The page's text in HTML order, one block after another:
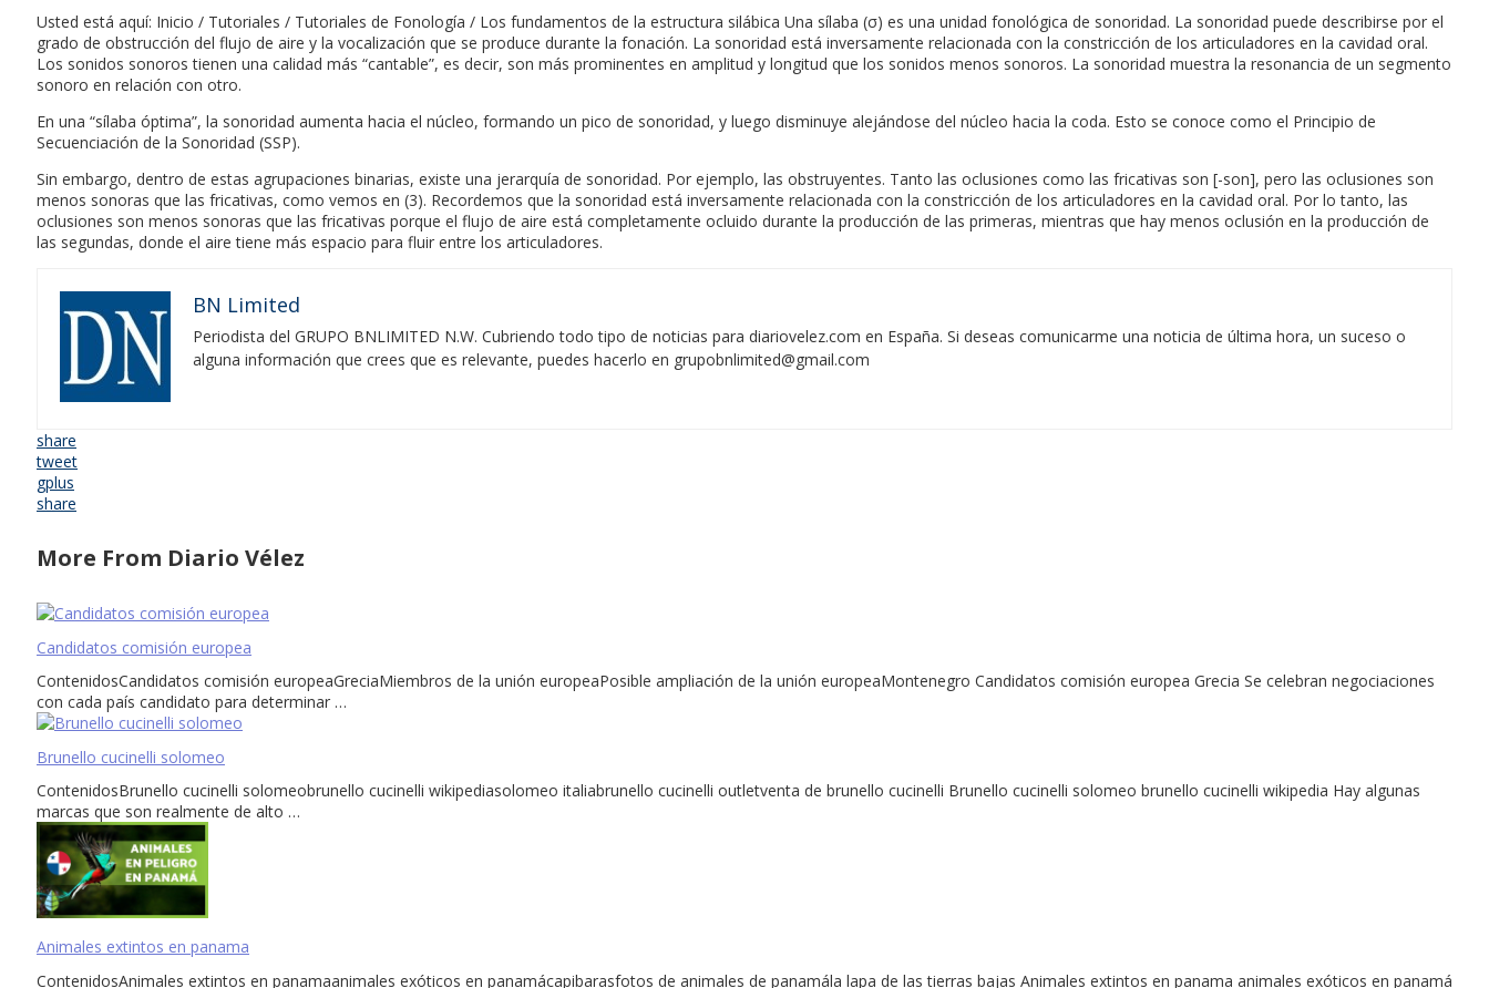
Usted está aquí: Inicio / Tutoriales / Tutoriales de Fonología / Los fundamentos de la estructura silábica Una sílaba (σ) es una unidad fonológica de sonoridad. La sonoridad puede describirse por el
grado de obstrucción del flujo de aire y la vocalización que se produce durante la fonación. La sonoridad está inversamente relacionada con la constricción de los articuladores en la cavidad oral.
Los sonidos sonoros tienen una calidad más “cantable”, es decir, son más prominentes en amplitud y longitud que los sonidos menos sonoros. La sonoridad muestra la resonancia de un segmento
sonoro en relación con otro.
En una “sílaba óptima”, la sonoridad aumenta hacia el núcleo, formando un pico de sonoridad, y luego disminuye alejándose del núcleo hacia la coda. Esto se conoce como el Principio de
Secuenciación de la Sonoridad (SSP).
Sin embargo, dentro de estas agrupaciones binarias, existe una jerarquía de sonoridad. Por ejemplo, las obstruyentes. Tanto las oclusiones como las fricativas son [-son], pero las oclusiones son
menos sonoras que las fricativas, como vemos en (3). Recordemos que la sonoridad está inversamente relacionada con la constricción de los articuladores en la cavidad oral. Por lo tanto, las
oclusiones son menos sonoras que las fricativas porque el flujo de aire está completamente ocluido durante la producción de las primeras, mientras que hay menos oclusión en la producción de
las segundas, donde el aire tiene más espacio para fluir entre los articuladores.
BN Limited
Periodista del GRUPO BNLIMITED N.W. Cubriendo todo tipo de noticias para diariovelez.com en España. Si deseas comunicarme una noticia de última hora, un suceso o
alguna información que crees que es relevante, puedes hacerlo en grupobnlimited@gmail.com
share
tweet
gplus
share
More From Diario Vélez
Candidatos comisión europea
ContenidosCandidatos comisión europeaGreciaMiembros de la unión europeaPosible ampliación de la unión europeaMontenegro Candidatos comisión europea Grecia Se celebran negociaciones
con cada país candidato para determinar …
Brunello cucinelli solomeo
ContenidosBrunello cucinelli solomeobrunello cucinelli wikipediasolomeo italiabrunello cucinelli outletventa de brunello cucinelli Brunello cucinelli solomeo brunello cucinelli wikipedia Hay algunas
marcas que son realmente de alto …
Animales extintos en panama
ContenidosAnimales extintos en panamaanimales exóticos en panamácapibarasfotos de animales de panamála lapa de las tierras bajas Animales extintos en panama animales exóticos en panamá